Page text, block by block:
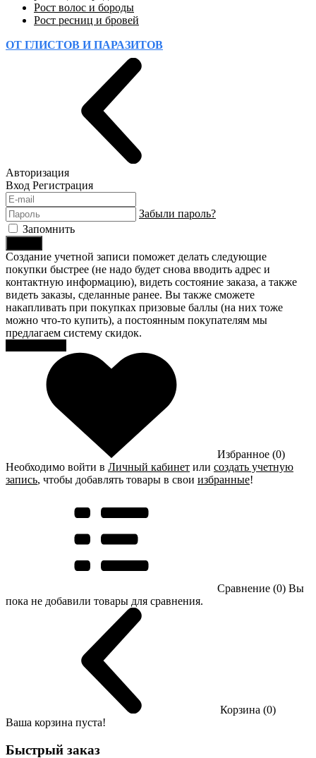
Рост волос и бороды
Рост ресниц и бровей
ОТ ГЛИСТОВ И ПАРАЗИТОВ
Авторизация
Вход Регистрация
Забыли пароль?
Запомнить
Создание учетной записи поможет делать следующие
покупки быстрее (не надо будет снова вводить адрес и
контактную информацию), видеть состояние заказа, а также
видеть заказы, сделанные ранее. Вы также сможете
накапливать при покупках призовые баллы (на них тоже
можно что-то купить), а постоянным покупателям мы
предлагаем систему скидок.
Избранное (0)
Необходимо войти в Личный кабинет или создать учетную
запись, чтобы добавлять товары в свои избранные!
Сравнение (0) Вы
пока не добавили товары для сравнения.
Корзина (0)
Ваша корзина пуста!
Быстрый заказ